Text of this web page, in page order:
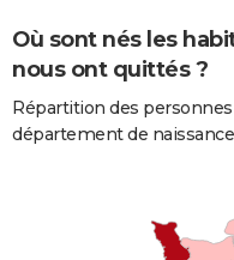
Où sont nés les
nous ont quittés ?
Répartition des
département de